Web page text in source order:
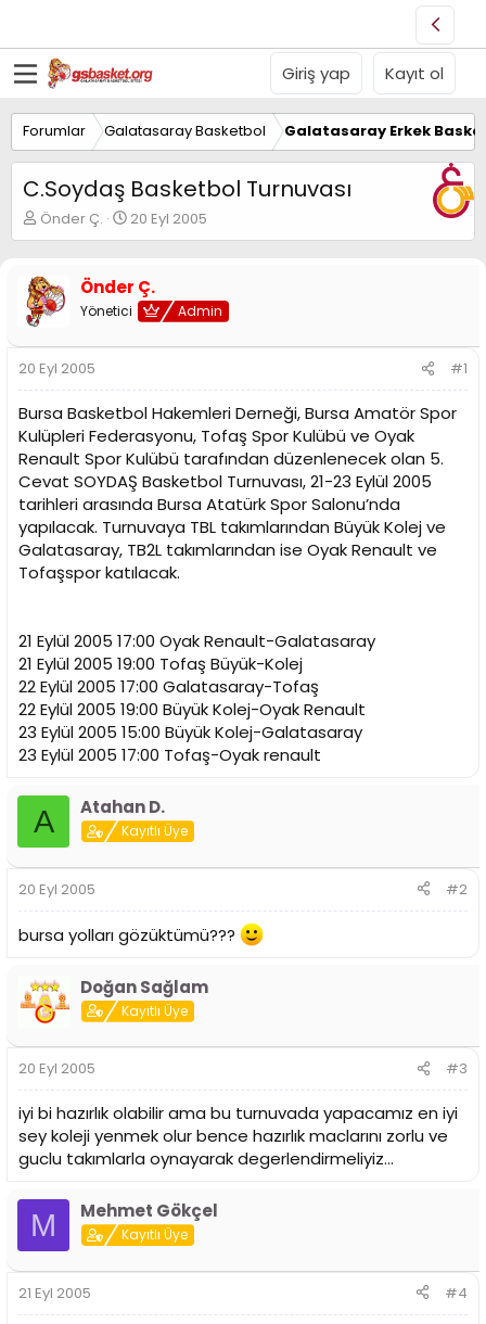
Giriş yap Kayıt ol
Forumlar Galatasaray Basketbol Galatasaray Erkek
C.Soydaş Basketbol Turnuvası
K
o
u
y
u
a
ş
l
a
t
a
n
Önder Ç.
B
a
a
n
ı
t
a
r
i
h
i
20 Eyl 2005
Önder Ç.
Yönetici Admin
20 Eyl 2005 #1
Bursa Basketbol Hakemleri Derneği, Bursa Amatör Spor
Kulüpleri Federasyonu, Tofaş Spor Kulübü ve Oyak
Renault Spor Kulübü tarafından düzenlenecek olan 5.
Cevat SOYDAŞ Basketbol Turnuvası, 21-23 Eylül 2005
tarihleri arasında Bursa Atatürk Spor Salonu’nda
yapılacak. Turnuvaya TBL takımlarından Büyük Kolej ve
Galatasaray, TB2L takımlarından ise Oyak Renault ve
Tofaşspor katılacak.
21 Eylül 2005 17:00 Oyak Renault-Galatasaray
21 Eylül 2005 19:00 Tofaş Büyük-Kolej
22 Eylül 2005 17:00 Galatasaray-Tofaş
22 Eylül 2005 19:00 Büyük Kolej-Oyak Renault
23 Eylül 2005 15:00 Büyük Kolej-Galatasaray
23 Eylül 2005 17:00 Tofaş-Oyak renault
A Atahan D.
Kayıtlı Üye
20 Eyl 2005 #2
bursa yolları gözüktümü???
Doğan Sağlam
Kayıtlı Üye
20 Eyl 2005 #3
iyi bi hazırlık olabilir ama bu turnuvada yapacamız en iyi
sey koleji yenmek olur bence hazırlık maclarını zorlu ve
guclu takımlarla oynayarak degerlendirmeliyiz...
M Mehmet Gökçel
Kayıtlı Üye
21 Eyl 2005 #4